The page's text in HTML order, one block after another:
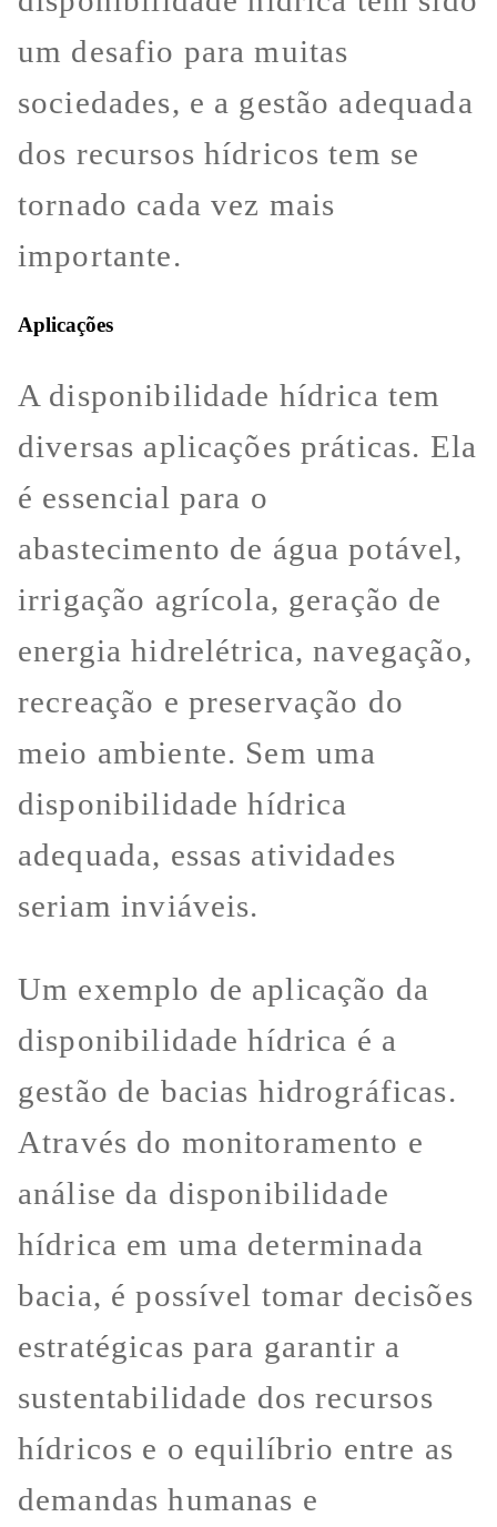
um desafio para muitas
sociedades, e a gestão adequada
dos recursos hídricos tem se
tornado cada vez mais
importante.
Aplicações
A disponibilidade hídrica tem
diversas aplicações práticas. Ela
é essencial para o
abastecimento de água potável,
irrigação agrícola, geração de
energia hidrelétrica, navegação,
recreação e preservação do
meio ambiente. Sem uma
disponibilidade hídrica
adequada, essas atividades
seriam inviáveis.
Um exemplo de aplicação da
disponibilidade hídrica é a
gestão de bacias hidrográficas.
Através do monitoramento e
análise da disponibilidade
hídrica em uma determinada
bacia, é possível tomar decisões
estratégicas para garantir a
sustentabilidade dos recursos
hídricos e o equilíbrio entre as
demandas humanas e